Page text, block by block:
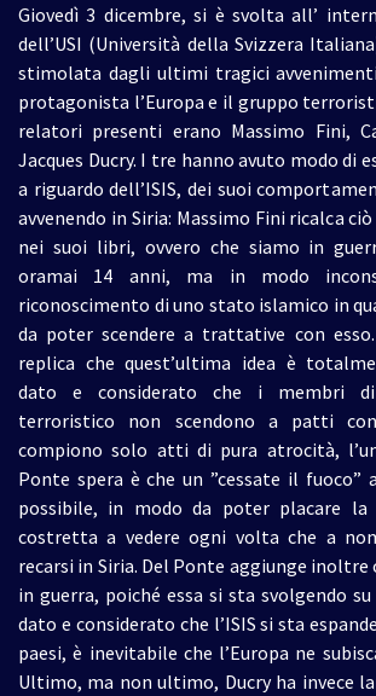
Giovedì 3 dicembre, si è svolta all’
dell’USI (Università della Svizzera
stimolata dagli ultimi tragici
protagonista l’Europa e il gruppo
relatori presenti erano Massimo Fini,
Jacques Ducry. I tre hanno avuto modo di
a riguardo dell’ISIS, dei suoi
avvenendo in Siria: Massimo Fini ricalca
nei suoi libri, ovvero che siamo in
oramai 14 anni, ma in modo
riconoscimento di uno stato islamico in
da poter scendere a trattative con
replica che quest’ultima idea è
dato e considerato che i membri
terroristico non scendono a patti
compiono solo atti di pura atrocità,
Ponte spera è che un ”cessate il fuoco”
possibile, in modo da poter placare la
costretta a vedere ogni volta che a
recarsi in Siria. Del Ponte aggiunge inoltre
in guerra, poiché essa si sta svolgendo
dato e considerato che l’ISIS si sta
paesi, è inevitabile che l’Europa ne
Ultimo, ma non ultimo, Ducry ha invece